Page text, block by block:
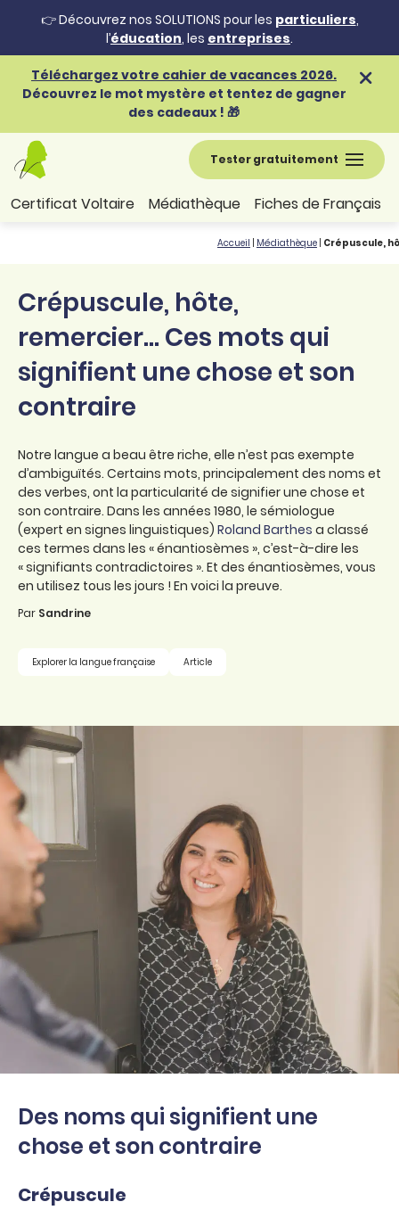
👉 Découvrez nos SOLUTIONS pour les particuliers,
l’éducation, les entreprises.
Téléchargez votre cahier de vacances 2026.
Découvrez le mot mystère et tentez de gagner
des cadeaux ! 🎁
Tester gratuitement
Certificat Voltaire Médiathèque Fiches de Français
Accueil Médiathèque Crépuscule,
Crépuscule, hôte,
remercier... Ces mots qui
signifient une chose et son
contraire
Notre langue a beau être riche, elle n’est pas exempte
d’ambiguïtés. Certains mots, principalement des noms et
des verbes, ont la particularité de signifier une chose et
son contraire. Dans les années 1980, le sémiologue
(expert en signes linguistiques) Roland Barthes a classé
ces termes dans les « énantiosèmes », c’est-à-dire les
« signifiants contradictoires ». Et des énantiosèmes, vous
en utilisez tous les jours ! En voici la preuve.
Par Sandrine
Explorer la langue française Article
Des noms qui signifient une
chose et son contraire
Crépuscule